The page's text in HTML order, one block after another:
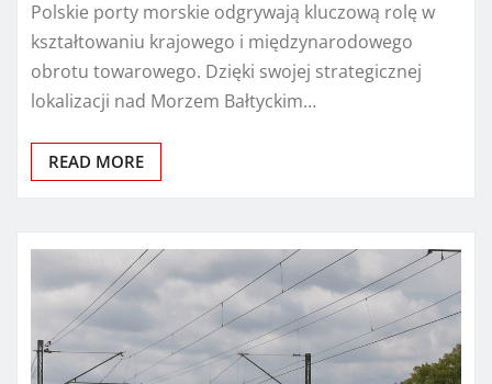
Polskie porty morskie odgrywają kluczową rolę w
kształtowaniu krajowego i międzynarodowego
obrotu towarowego. Dzięki swojej strategicznej
lokalizacji nad Morzem Bałtyckim…
READ MORE